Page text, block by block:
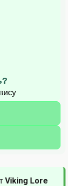
Viking Lore